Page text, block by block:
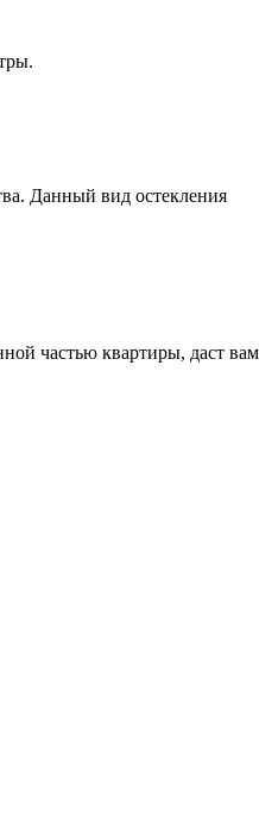
Данный вид остекления
частью квартиры, даст вам